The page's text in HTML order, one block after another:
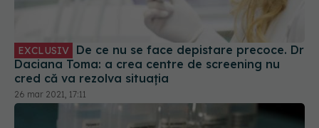
EXCLUSIV
Daciana Toma: a crea centre de screening nu
cred că va rezolva situația
26 mar 2021, 17:11